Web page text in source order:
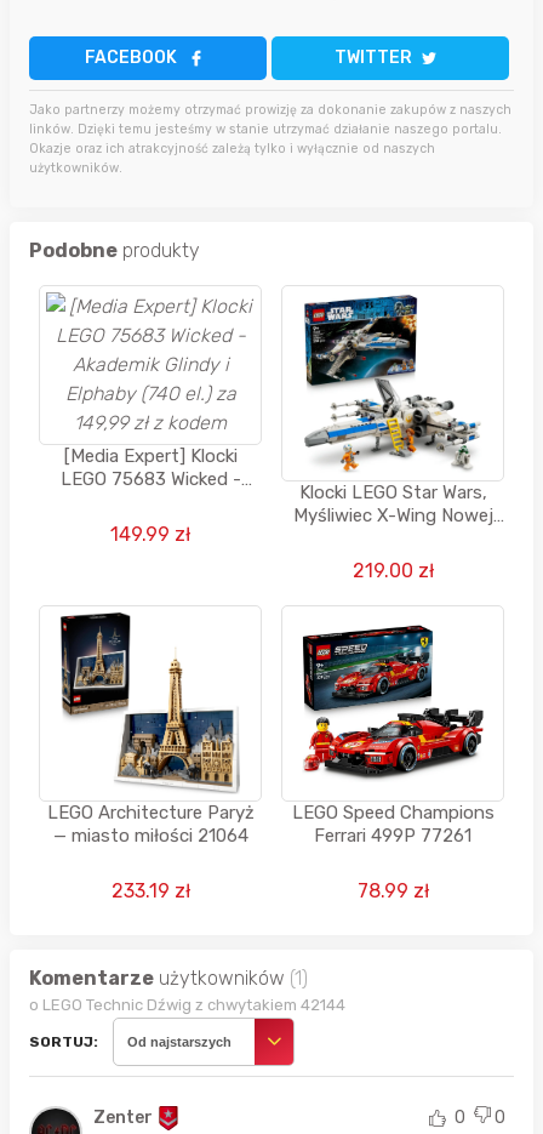
FACEBOOK TWITTER
Jako partnerzy możemy otrzymać prowizję za dokonanie zakupów z naszych
linków. Dzięki temu jesteśmy w stanie utrzymać działanie naszego portalu.
Okazje oraz ich atrakcyjność zależą tylko i wyłącznie od naszych
użytkowników.
Podobne produkty
[Media Expert] Klocki
LEGO 75683 Wicked -
(740 el.) za 149,99 zł z
kodem
149.99 zł
Klocki LEGO Star Wars,
Myśliwiec X-Wing Nowej
219.00 zł
LEGO Architecture Paryż
— miasto miłości 21064
233.19 zł
LEGO Speed Champions
Ferrari 499P 77261
78.99 zł
Komentarze użytkowników (1)
o LEGO Technic Dźwig z chwytakiem 42144
SORTUJ: Od najstarszych
Zenter 0 0